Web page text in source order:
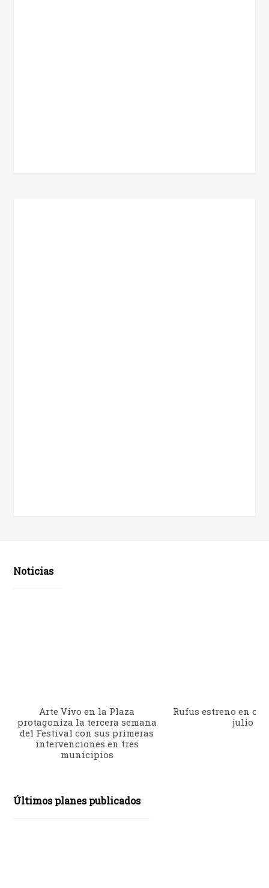
Noticias
Arte Vivo en la Plaza
protagoniza la tercera semana
del Festival con sus primeras
intervenciones en tres
municipios
Rufus estreno en
julio
Últimos planes publicados